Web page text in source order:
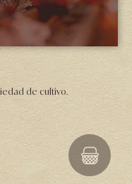
de cultivo.